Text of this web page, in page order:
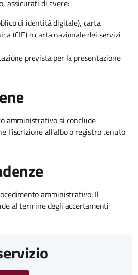
assicurati di avere:
di identità digitale), carta
(CIE) o carta nazionale dei servizi
prevista per la presentazione
amministrativo si conclude
l'iscrizione all'albo o registro tenuto
amministrativo: Il
al termine degli accertamenti